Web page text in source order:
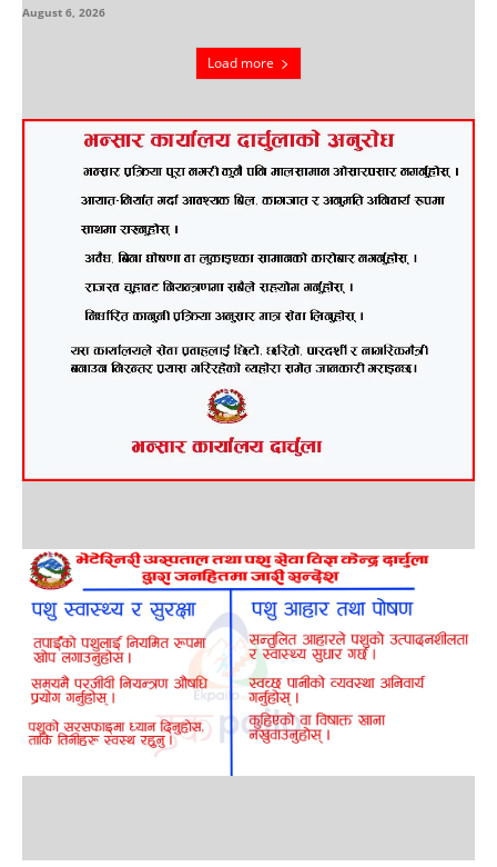
August 6, 2026
Load more